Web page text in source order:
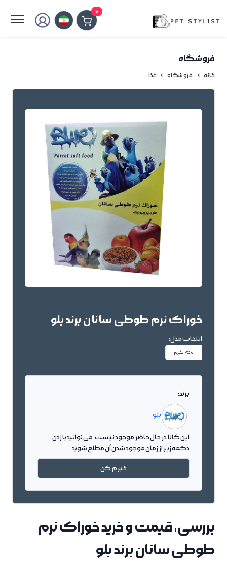
0
فروشگاه
خانه فروشگاه غذا
خوراک نرم طوطی سانان برند بلو
انتخاب مدل:
250 گرم
برند:
بلو
این کالا در حال حاضر موجود نیست. می توانید با زدن
دکمه زیر از زمان موجود شدن آن مطلع شوید.
خبرم کن
بررسی، قیمت و خرید خوراک نرم
طوطی سانان برند بلو